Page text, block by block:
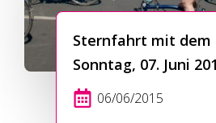
Sternfahrt mit dem
Sonntag, 07. Juni
06/06/2015